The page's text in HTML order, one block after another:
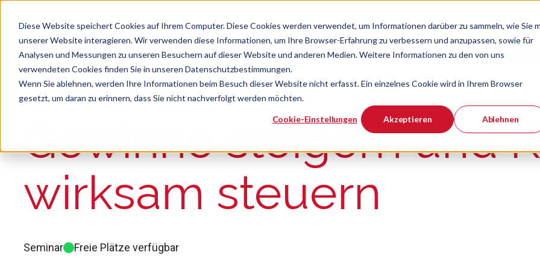
Diese Website speichert Cookies auf Ihrem Computer. Diese Cookies werden verwendet, um Informationen darüber zu sammeln, wie Sie
unserer Website interagieren. Wir verwenden diese Informationen, um Ihre Browser-Erfahrung zu verbessern und anzupassen, sowie für
Analysen und Messungen zu unseren Besuchern auf dieser Website und anderen Medien. Weitere Informationen zu den von uns
verwendeten Cookies finden Sie in unseren Datenschutzbestimmungen.
Wenn Sie ablehnen, werden Ihre Informationen beim Besuch dieser Website nicht erfasst. Ein einzelnes Cookie wird in Ihrem Browser
gesetzt, um daran zu erinnern, dass Sie nicht nachverfolgt werden möchten.
Cookie-Einstellungen Akzeptieren Ablehnen
Zeige
Verband
Suche
Es gibt keine Vorschläge, da das Suchfeld leer ist.
Gewinne steigern und
wirksam steuern
Seminar Freie Plätze verfügbar